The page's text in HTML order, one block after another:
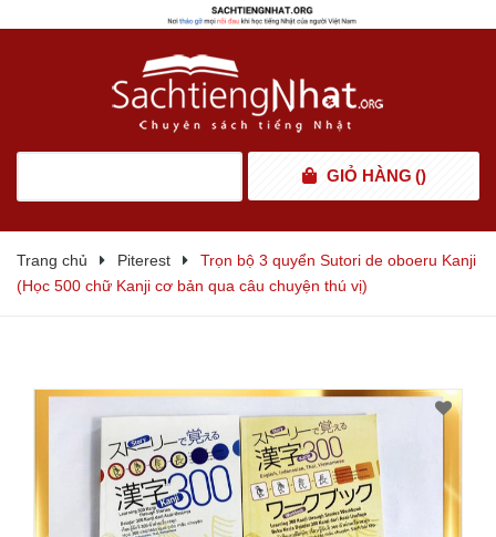
GIỎ HÀNG ()
Trang chủ Piterest
Trọn bộ 3 quyển Sutori de oboeru Kanji
(Học 500 chữ Kanji cơ bản qua câu chuyện thú vị)